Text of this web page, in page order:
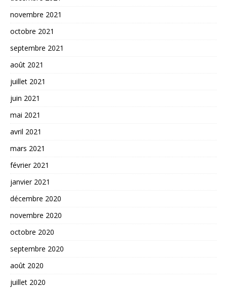
novembre 2021
octobre 2021
septembre 2021
août 2021
juillet 2021
juin 2021
mai 2021
avril 2021
mars 2021
février 2021
janvier 2021
décembre 2020
novembre 2020
octobre 2020
septembre 2020
août 2020
juillet 2020